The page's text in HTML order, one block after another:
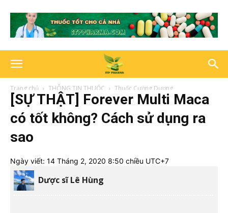
Trang chủ THÔNG TIN THUỐC Thuốc Cường Dương
[SỰ THẬT] Forever Multi Maca
có tốt không? Cách sử dụng ra
sao
Ngày viết: 14 Tháng 2, 2020 8:50 chiều UTC+7
Dược sĩ Lê Hùng